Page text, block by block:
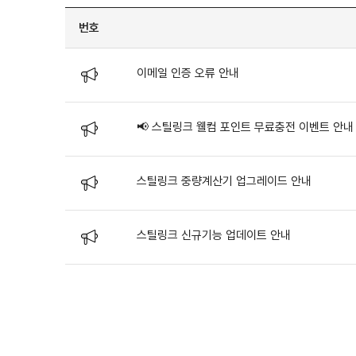
번호
이메일 인증 오류 안내
📢 스틸링크 웰컴 포인트 무료충전 이벤트 안내
스틸링크 중량계산기 업그레이드 안내
스틸링크 신규기능 업데이트 안내